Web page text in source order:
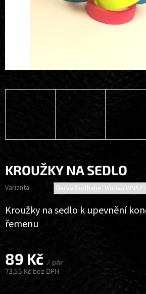
KROUŽKY NA SEDLO
89 Kč / pár
73,55 Kč bez DPH
Varianta
Kroužky na sedlo k upevnění
řemenu